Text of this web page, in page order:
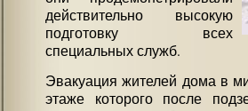
действительно высокую
подготовку всех
специальных служб.
Эвакуация жителей дома в
этаже которого после